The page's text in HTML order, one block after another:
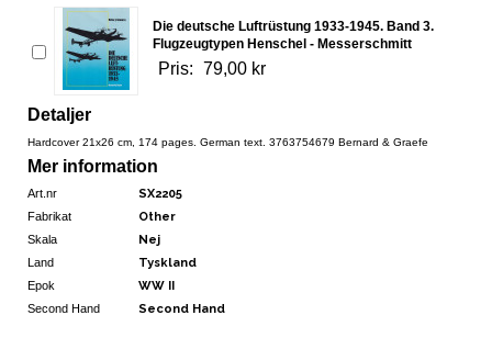
Die deutsche Luftrüstung 1933-1945. Band 3.
Flugzeugtypen Henschel - Messerschmitt
Pris: 79,00 kr
Detaljer
Hardcover 21x26 cm, 174 pages. German text. 3763754679 Bernard & Graefe
Mer information
Art.nr SX2205
Fabrikat Other
Skala Nej
Land Tyskland
Epok WW II
Second Hand Second Hand